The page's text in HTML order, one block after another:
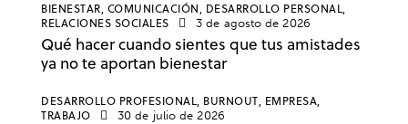
BIENESTAR, COMUNICACIÓN, DESARROLLO PERSONAL,
RELACIONES SOCIALES
3 de agosto de 2026
Qué hacer cuando sientes que tus amistades
ya no te aportan bienestar
DESARROLLO PROFESIONAL, BURNOUT, EMPRESA,
TRABAJO
30 de julio de 2026